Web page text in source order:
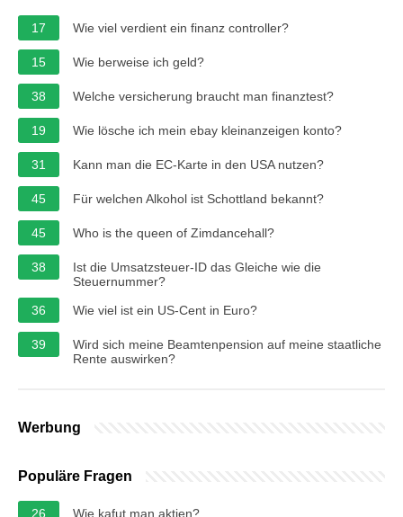
17 Wie viel verdient ein finanz controller?
15 Wie berweise ich geld?
38 Welche versicherung braucht man finanztest?
19 Wie lösche ich mein ebay kleinanzeigen konto?
31 Kann man die EC-Karte in den USA nutzen?
45 Für welchen Alkohol ist Schottland bekannt?
45 Who is the queen of Zimdancehall?
38
Ist die Umsatzsteuer-ID das Gleiche wie die
Steuernummer?
36
Wie viel ist ein US-Cent in Euro?
39
Wird sich meine Beamtenpension auf meine staatliche
Rente auswirken?
Werbung
Populäre Fragen
26 Wie kafut man aktien?